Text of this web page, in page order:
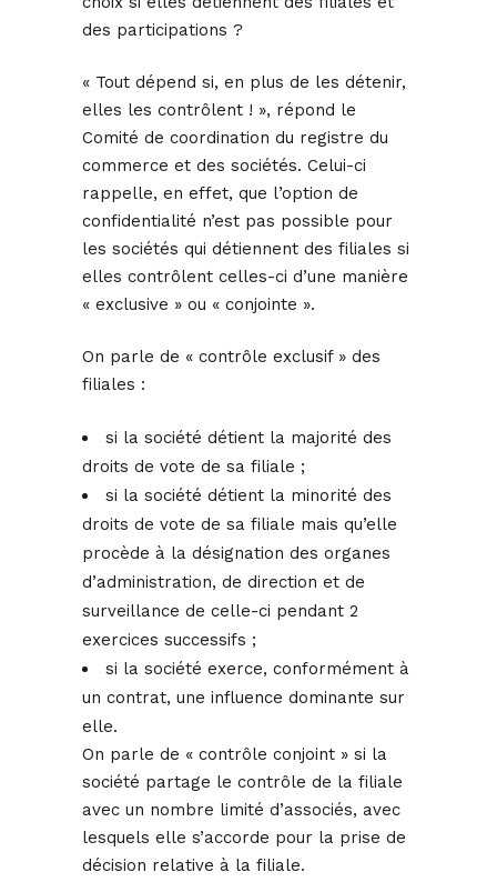
des participations ?
« Tout dépend si, en plus de les détenir,
elles les contrôlent ! », répond le
Comité de coordination du registre du
commerce et des sociétés. Celui-ci
rappelle, en effet, que l’option de
confidentialité n’est pas possible pour
les sociétés qui détiennent des filiales si
elles contrôlent celles-ci d’une manière
« exclusive » ou « conjointe ».
On parle de « contrôle exclusif » des
filiales :
si la société détient la majorité des
droits de vote de sa filiale ;
si la société détient la minorité des
droits de vote de sa filiale mais qu’elle
procède à la désignation des organes
d’administration, de direction et de
surveillance de celle-ci pendant 2
exercices successifs ;
si la société exerce, conformément à
un contrat, une influence dominante sur
elle.
On parle de « contrôle conjoint » si la
société partage le contrôle de la filiale
avec un nombre limité d’associés, avec
lesquels elle s’accorde pour la prise de
décision relative à la filiale.